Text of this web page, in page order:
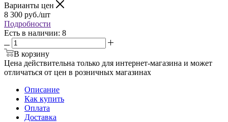
Варианты цен
8 300 руб./шт
Подробности
Есть в наличии: 8
В корзину
Цена действительна только для интернет-магазина и может
отличаться от цен в розничных магазинах
Описание
Как купить
Оплата
Доставка